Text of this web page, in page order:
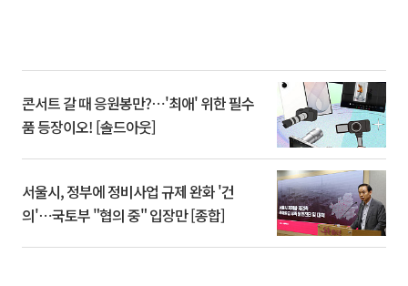
콘서트 갈 때 응원봉만?⋯'최애' 위한 필수
품 등장이오! [솔드아웃]
서울시, 정부에 정비사업 규제 완화 '건
의'⋯국토부 "협의 중" 입장만 [종합]